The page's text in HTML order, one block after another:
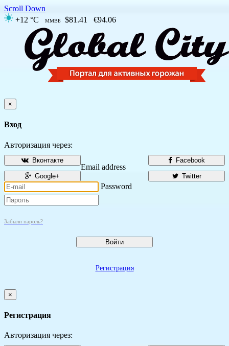
Scroll Down
+12 °C
ММВБ $81.41 €94.06
×
Вход
Авторизация через:
Facebook
Вконтакте
Twitter
Google+
Email address
Password
Забыли пароль?
Войти
Регистрация
×
Регистрация
Авторизация через: